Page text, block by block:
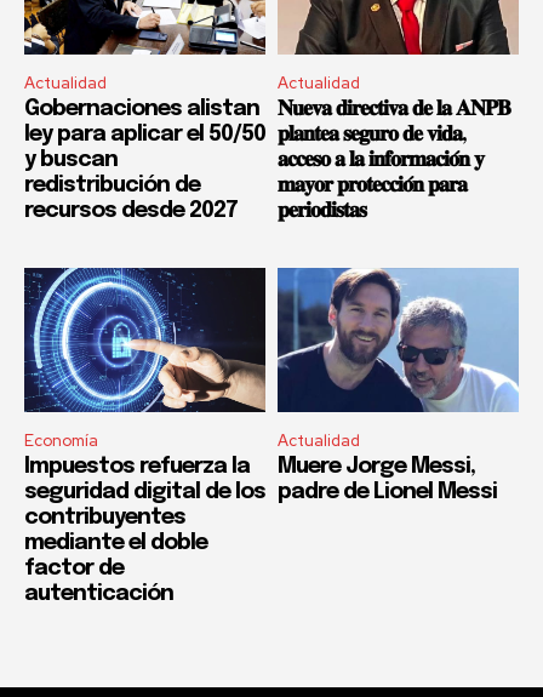
Actualidad
Gobernaciones alistan
ley para aplicar el 50/50
y buscan
redistribución de
recursos desde 2027
Actualidad
𝐍𝐮𝐞𝐯𝐚 𝐝𝐢𝐫𝐞𝐜𝐭𝐢𝐯𝐚 𝐝𝐞 𝐥𝐚 𝐀𝐍𝐏𝐁
𝐩𝐥𝐚𝐧𝐭𝐞𝐚 𝐬𝐞𝐠𝐮𝐫𝐨 𝐝𝐞 𝐯𝐢𝐝𝐚,
𝐚𝐜𝐜𝐞𝐬𝐨 𝐚 𝐥𝐚 𝐢𝐧𝐟𝐨𝐫𝐦𝐚𝐜𝐢𝐨́𝐧 𝐲
𝐦𝐚𝐲𝐨𝐫 𝐩𝐫𝐨𝐭𝐞𝐜𝐜𝐢𝐨́𝐧 𝐩𝐚𝐫𝐚
𝐩𝐞𝐫𝐢𝐨𝐝𝐢𝐬𝐭𝐚𝐬
Economía
Impuestos refuerza la
seguridad digital de los
contribuyentes
mediante el doble
factor de
autenticación
Actualidad
Muere Jorge Messi,
padre de Lionel Messi